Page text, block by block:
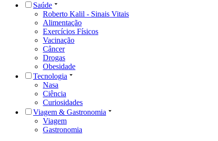
Saúde
Roberto Kalil - Sinais Vitais
Alimentação
Exercícios Físicos
Vacinação
Câncer
Drogas
Obesidade
Tecnologia
Nasa
Ciência
Curiosidades
Viagem & Gastronomia
Viagem
Gastronomia